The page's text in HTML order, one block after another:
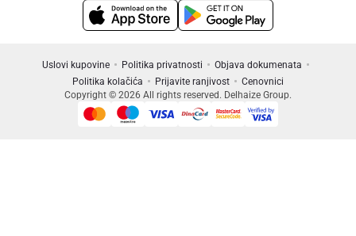
Uslovi kupovine Politika privatnosti
Objava dokumenata
Politika kolačića
Prijavite ranjivost
Cenovnici
Copyright © 2026 All rights reserved. Delhaize Group.